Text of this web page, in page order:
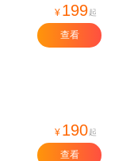
¥ 199起
查看
¥ 190起
查看